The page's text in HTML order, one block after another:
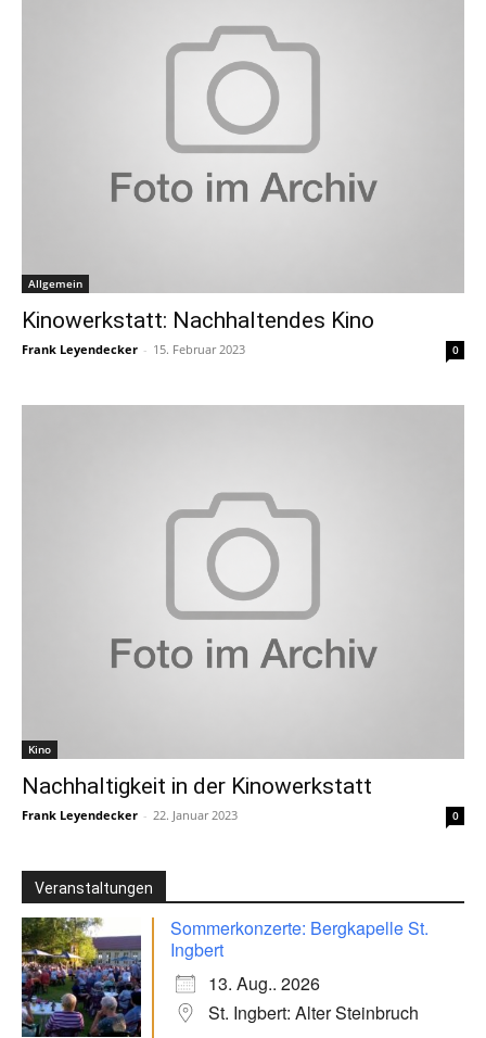
Allgemein
Kinowerkstatt: Nachhaltendes Kino
Frank Leyendecker - 15. Februar 2023 0
Kino
Nachhaltigkeit in der Kinowerkstatt
Frank Leyendecker - 22. Januar 2023 0
Veranstaltungen
Sommerkonzerte: Bergkapelle St.
Ingbert
13. Aug.. 2026
St. Ingbert: Alter Steinbruch